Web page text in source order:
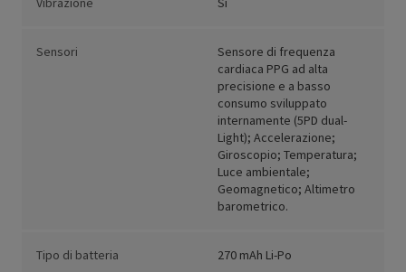
Sensori
Sensore di frequenza
cardiaca PPG ad alta
precisione e a basso
consumo sviluppato
internamente (5PD dual-
Light); Accelerazione;
Giroscopio; Temperatura;
Luce ambientale;
Geomagnetico; Altimetro
barometrico.
Tipo di batteria 270 mAh Li-Po